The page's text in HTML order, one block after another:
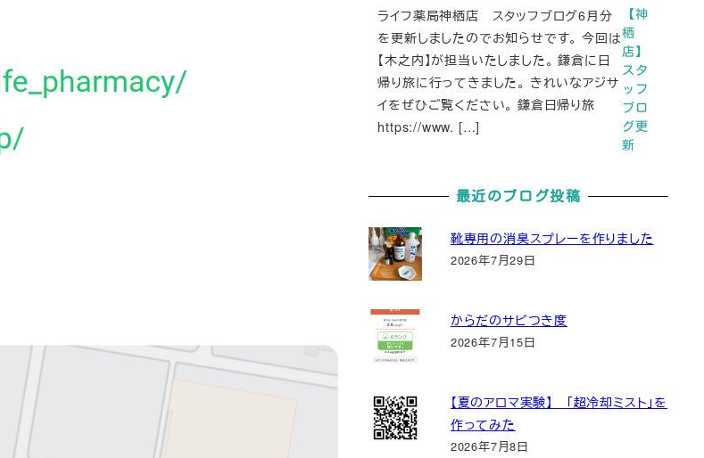
【神
栖
店】
スタ
ッフ
ブロ
グ更
新
ライフ薬局神栖店 スタッフブログ6月分
を更新しましたのでお知らせです。 今回は
【木之内】が担当いたしました。 鎌倉に日
帰り旅に行ってきました。 きれいなアジサ
イをぜひご覧ください。 鎌倉日帰り旅
https://www. […]
最近のブログ投稿
靴専用の消臭スプレーを作りました
2026年7月29日
からだのサビつき度
2026年7月15日
【夏のアロマ実験】 「超冷却ミスト」を
作ってみた
2026年7月8日